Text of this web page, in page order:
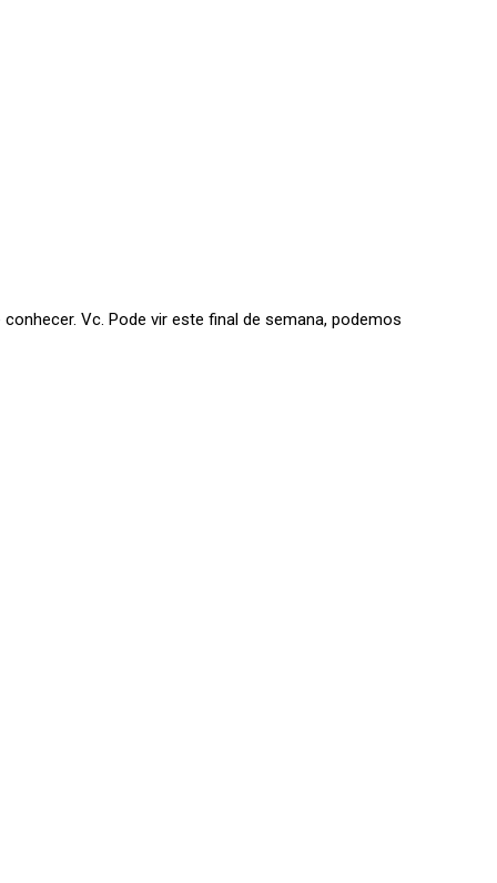
Vc. Pode vir este final de semana, podemos